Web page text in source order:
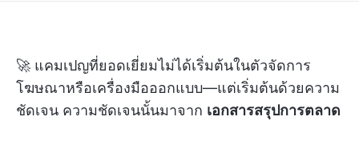
🚀 แคมเปญที่ยอดเยี่ยมไม่ได้เริ่มต้นในตัวจัดการ
โฆษณาหรือเครื่องมือออกแบบ—แต่เริ่มต้นด้วยความ
ชัดเจน ความชัดเจนนั้นมาจาก เอกสารสรุปการตลาด